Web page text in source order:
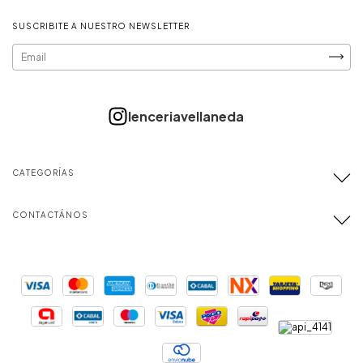
SUSCRIBITE A NUESTRO NEWSLETTER
CATEGORÍAS
CONTACTÁNOS